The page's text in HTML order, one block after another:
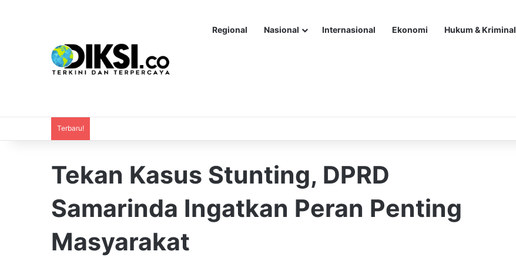
Regional Nasional Internasional Ekonomi Hukum & Kriminal
Terbaru!
Tekan Kasus Stunting, DPRD
Samarinda Ingatkan Peran Penting
Masyarakat